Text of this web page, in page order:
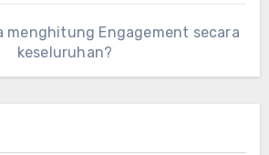
menghitung Engagement secara
keseluruhan?